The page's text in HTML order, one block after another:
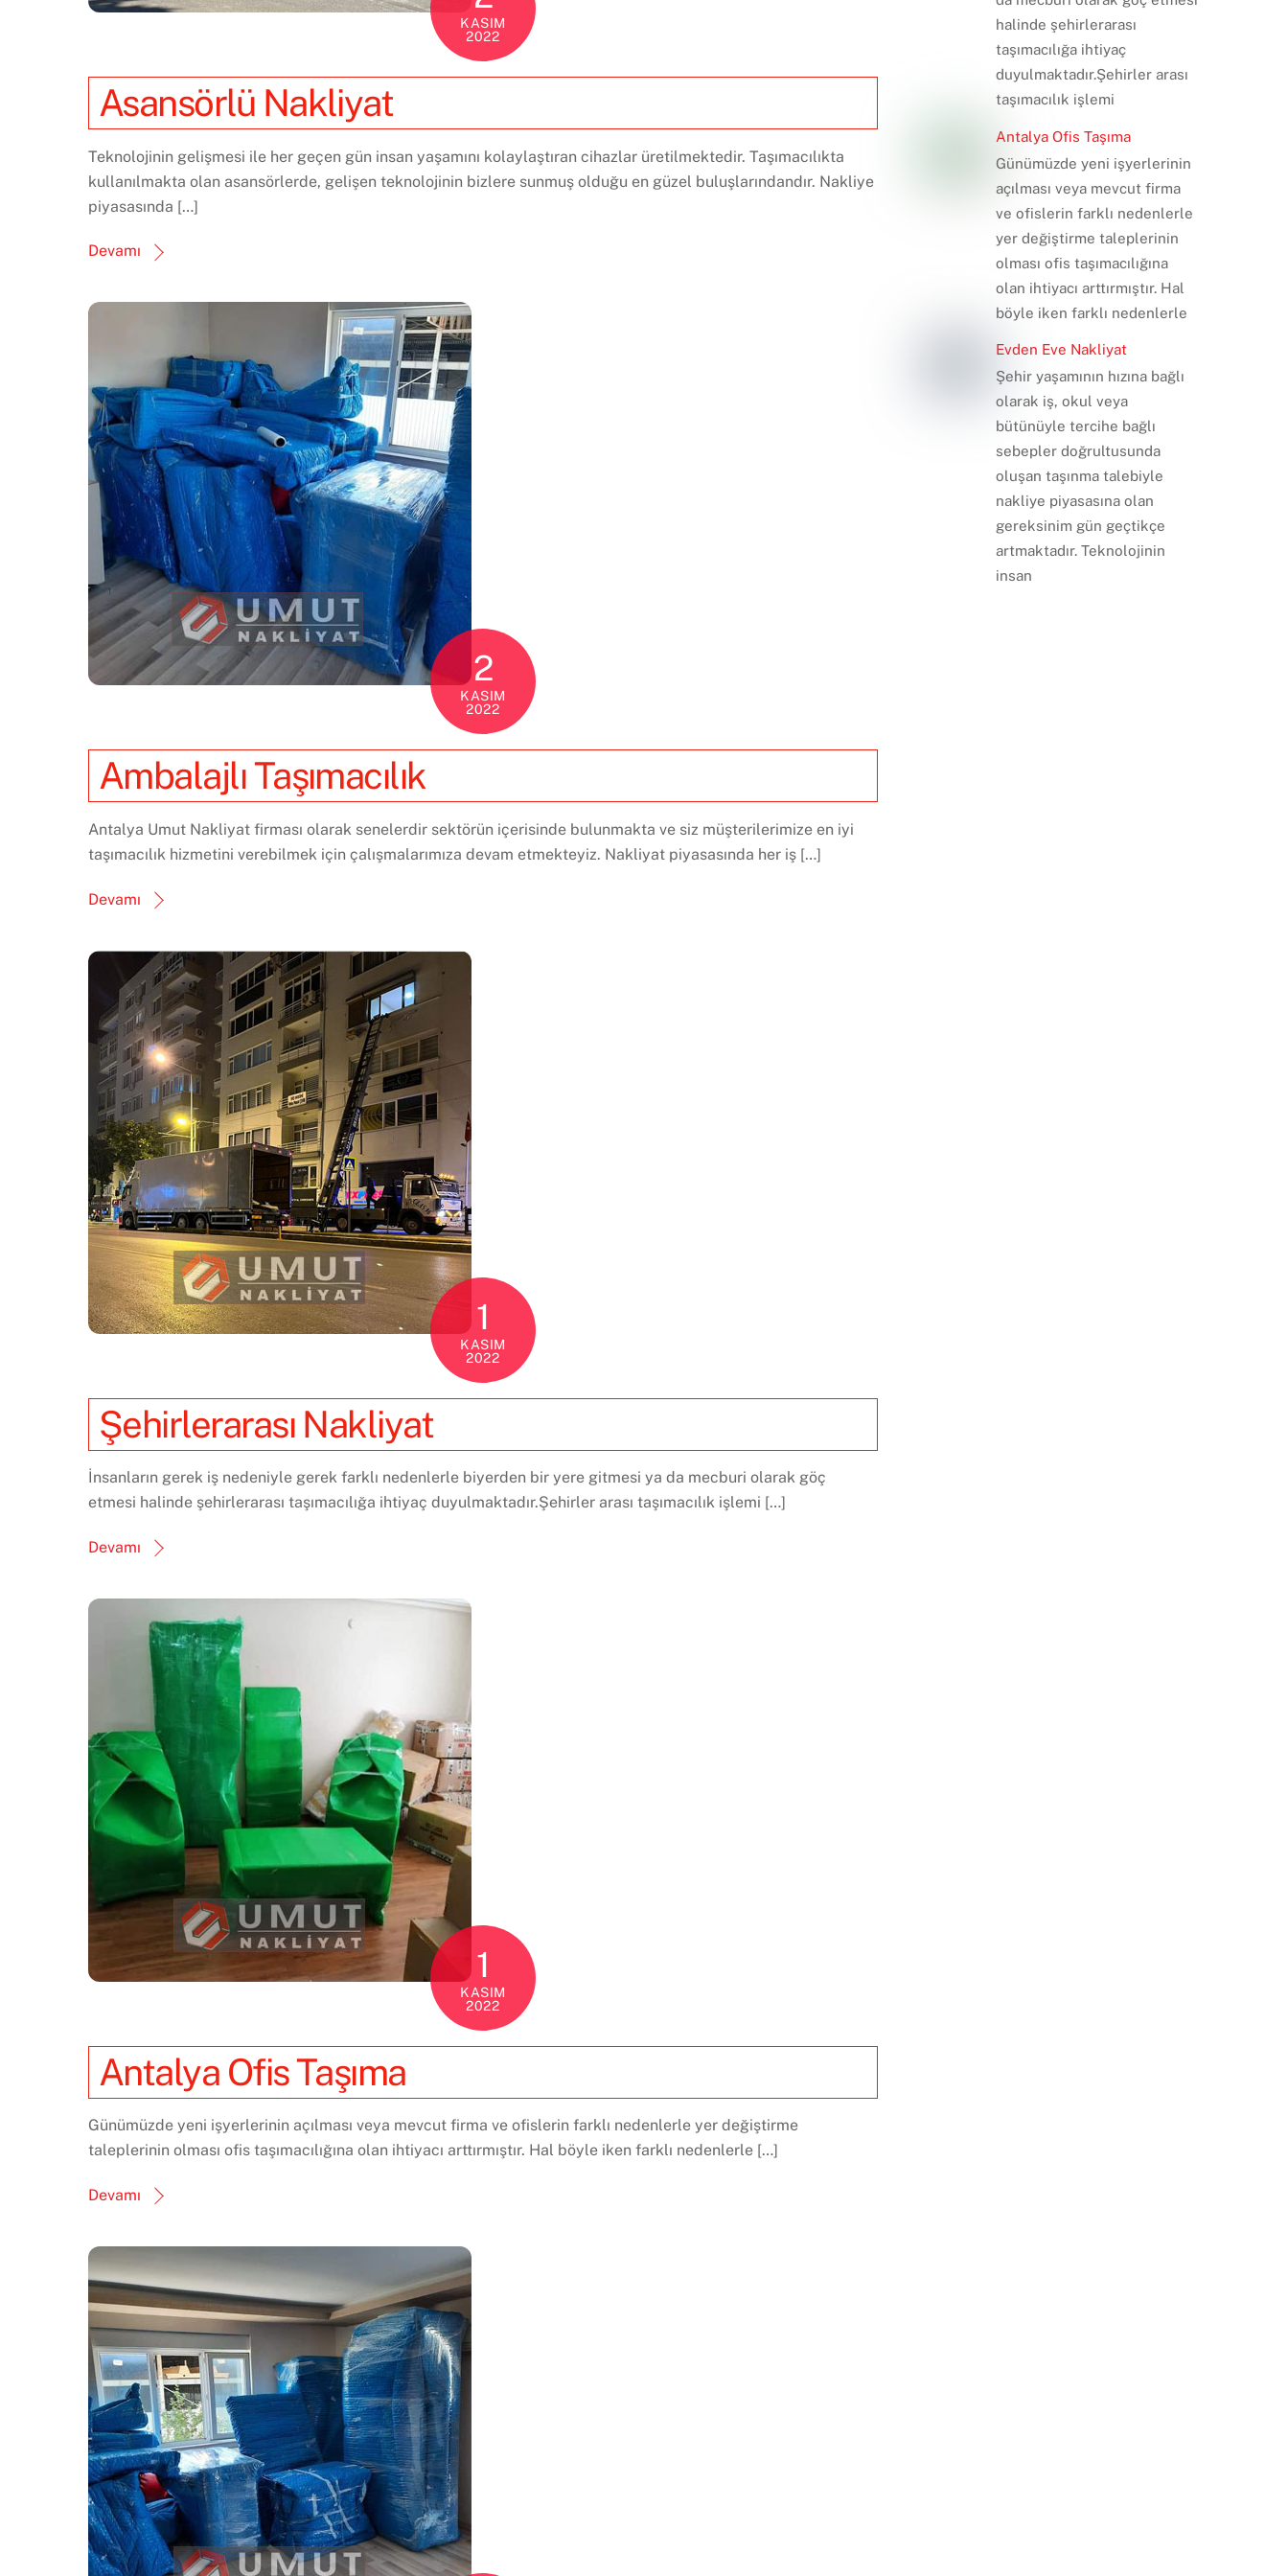
KASIM
2022
Asansörlü Nakliyat
Teknolojinin gelişmesi ile her geçen gün insan yaşamını kolaylaştıran cihazlar üretilmektedir. Taşımacılıkta
kullanılmakta olan asansörlerde, gelişen teknolojinin bizlere sunmuş olduğu en güzel buluşlarındandır. Nakliye
piyasasında […]
Devamı
2
KASIM
2022
Ambalajlı Taşımacılık
Antalya Umut Nakliyat firması olarak senelerdir sektörün içerisinde bulunmakta ve siz müşterilerimize en iyi
taşımacılık hizmetini verebilmek için çalışmalarımıza devam etmekteyiz. Nakliyat piyasasında her iş […]
Devamı
1
KASIM
2022
Şehirlerarası Nakliyat
İnsanların gerek iş nedeniyle gerek farklı nedenlerle biyerden bir yere gitmesi ya da mecburi olarak göç
etmesi halinde şehirlerarası taşımacılığa ihtiyaç duyulmaktadır.Şehirler arası taşımacılık işlemi […]
Devamı
1
KASIM
2022
Antalya Ofis Taşıma
Günümüzde yeni işyerlerinin açılması veya mevcut firma ve ofislerin farklı nedenlerle yer değiştirme
taleplerinin olması ofis taşımacılığına olan ihtiyacı arttırmıştır. Hal böyle iken farklı nedenlerle […]
Devamı
halinde şehirlerarası
taşımacılığa ihtiyaç
duyulmaktadır.Şehirler arası
taşımacılık işlemi
Antalya Ofis Taşıma
Günümüzde yeni işyerlerinin
açılması veya mevcut firma
ve ofislerin farklı nedenlerle
yer değiştirme taleplerinin
olması ofis taşımacılığına
olan ihtiyacı arttırmıştır. Hal
böyle iken farklı nedenlerle
Evden Eve Nakliyat
Şehir yaşamının hızına bağlı
olarak iş, okul veya
bütünüyle tercihe bağlı
sebepler doğrultusunda
oluşan taşınma talebiyle
nakliye piyasasına olan
gereksinim gün geçtikçe
artmaktadır. Teknolojinin
insan